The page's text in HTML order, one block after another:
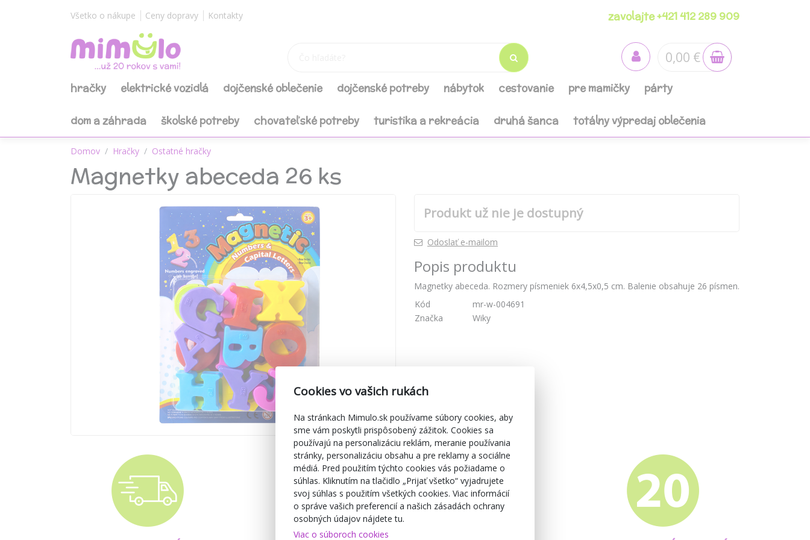
Všetko o nákupe Ceny dopravy Kontakty zavolajte +421 412 289 909
0,00 €
hračky elektrické vozidlá dojčenské oblečenie dojčenské potreby nábytok cestovanie pre mamičky párty
dom a záhrada školské potreby chovateľské potreby turistika a rekreácia druhá šanca totálny výpredaj oblečenia
Domov Hračky Ostatné hračky
Magnetky abeceda 26 ks
Produkt už nie je dostupný
Odoslať e-mailom
Popis produktu
Magnetky abeceda. Rozmery písmeniek 6x4,5x0,5 cm. Balenie obsahuje 26 písmen.
Kód
mr-w-004691
Značka
Wiky
Cookies vo vašich rukách
Na stránkach Mimulo.sk používame súbory cookies, aby
sme vám poskytli prispôsobený zážitok. Cookies sa
používajú na personalizáciu reklám, meranie používania
stránky, personalizáciu obsahu a pre reklamy a sociálne
médiá. Pred použitím týchto cookies vás požiadame o
súhlas. Kliknutím na tlačidlo „Prijať všetko“ vyjadrujete
svoj súhlas s použitím všetkých cookies. Viac informácií
o správe vašich preferencií a našich zásadách ochrany
osobných údajov nájdete tu.
Viac o súboroch cookies